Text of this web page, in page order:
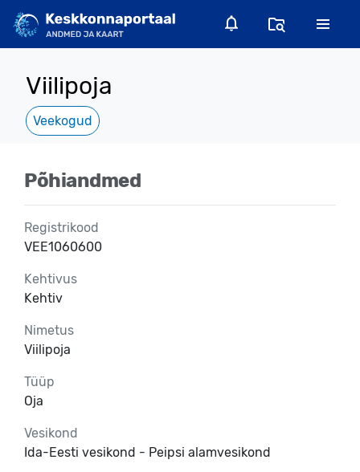
Viilipoja
Veekogud
Põhiandmed
Registrikood
VEE1060600
Kehtivus
Kehtiv
Nimetus
Viilipoja
Tüüp
Oja
Vesikond
Ida-Eesti vesikond - Peipsi alamvesikond